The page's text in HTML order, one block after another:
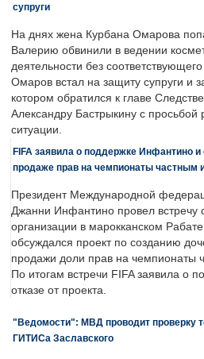
супруги
На днях жена Курбана Омарова
Валерию обвинили в ведении
деятельности без
Омаров встал на защиту супруги и
котором обратился к главе
Александру Бастрыкину с просьбой
ситуации.
FIFA заявила о поддержке Инфантино и
продаже прав на чемпионаты частным
Президент Международной
Джанни Инфантино провел встречу
организации в марокканском
обсуждался проект по созданию
продажи доли прав на чемпионаты
По итогам встречи FIFA заявила о
отказе от проекта.
"Ведомости": МВД проводит проверку
ГИТИСа Заславского